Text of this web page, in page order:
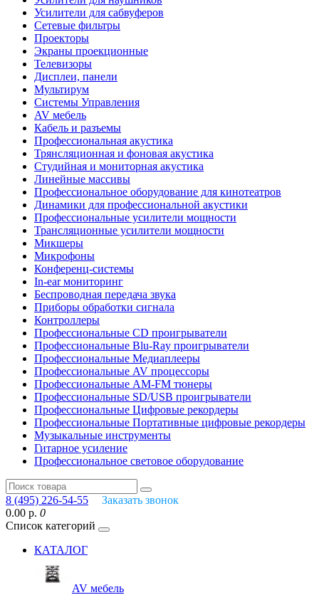
Усилители для сабвуферов
Сетевые фильтры
Проекторы
Экраны проекционные
Телевизоры
Дисплеи, панели
Мультирум
Системы Управления
AV мебель
Кабель и разъемы
Профессиональная акустика
Трянсляционная и фоновая акустика
Студийная и мониторная акустика
Линейные массивы
Профессиональное оборудование для кинотеатров
Динамики для профессиональной акустики
Профессиональные усилители мощности
Трансляционные усилители мощности
Микшеры
Микрофоны
Конференц-системы
In-ear мониторинг
Беспроводная передача звука
Приборы обработки сигнала
Контроллеры
Профессиональные СD проигрыватели
Профессиональные Blu-Ray проигрыватели
Профессиональные Медиаплееры
Профессиональные AV процессоры
Профессиональные AM-FM тюнеры
Профессиональные SD/USB проигрыватели
Профессиональные Цифровые рекордеры
Профессиональные Портативные цифровые рекордеры
Музыкальные инструменты
Гитарное усиление
Профессиональное световое оборудование
8 (495) 226-54-55
Заказать звонок
0.00 р. 0
Список категорий
КАТАЛОГ
AV мебель